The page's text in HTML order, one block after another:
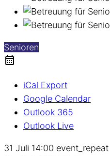
Senioren
iCal Export
Google Calendar
Outlook 365
Outlook Live
31 Juli 14:00 event_repeat